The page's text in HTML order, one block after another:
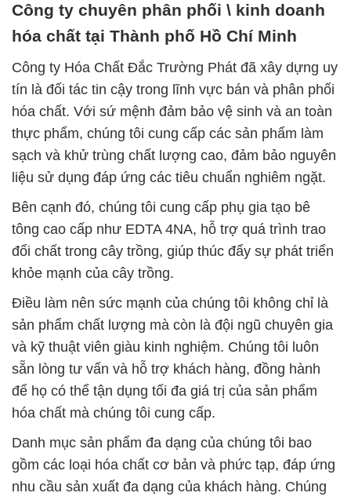
Công ty chuyên phân phối \ kinh doanh
hóa chất tại Thành phố Hồ Chí Minh
Công ty Hóa Chất Đắc Trường Phát đã xây dựng uy
tín là đối tác tin cậy trong lĩnh vực bán và phân phối
hóa chất. Với sứ mệnh đảm bảo vệ sinh và an toàn
thực phẩm, chúng tôi cung cấp các sản phẩm làm
sạch và khử trùng chất lượng cao, đảm bảo nguyên
liệu sử dụng đáp ứng các tiêu chuẩn nghiêm ngặt.
Bên cạnh đó, chúng tôi cung cấp phụ gia tạo bê
tông cao cấp như EDTA 4NA, hỗ trợ quá trình trao
đổi chất trong cây trồng, giúp thúc đẩy sự phát triển
khỏe mạnh của cây trồng.
Điều làm nên sức mạnh của chúng tôi không chỉ là
sản phẩm chất lượng mà còn là đội ngũ chuyên gia
và kỹ thuật viên giàu kinh nghiệm. Chúng tôi luôn
sẵn lòng tư vấn và hỗ trợ khách hàng, đồng hành
để họ có thể tận dụng tối đa giá trị của sản phẩm
hóa chất mà chúng tôi cung cấp.
Danh mục sản phẩm đa dạng của chúng tôi bao
gồm các loại hóa chất cơ bản và phức tạp, đáp ứng
nhu cầu sản xuất đa dạng của khách hàng. Chúng